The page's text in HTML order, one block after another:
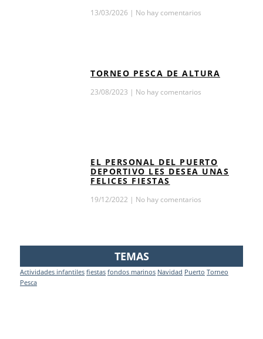
13/03/2026 No hay comentarios
TORNEO PESCA DE ALTURA
23/08/2023 No hay comentarios
EL PERSONAL DEL PUERTO
DEPORTIVO LES DESEA UNAS
FELICES FIESTAS
19/12/2022 No hay comentarios
TEMAS
Actividades infantiles fiestas fondos marinos Navidad Puerto Torneo
Pesca